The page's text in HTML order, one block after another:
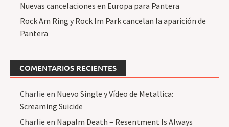
Nuevas cancelaciones en Europa para Pantera
Rock Am Ring y Rock Im Park cancelan la aparición de
Pantera
COMENTARIOS RECIENTES
Charlie en Nuevo Single y Vídeo de Metallica:
Screaming Suicide
Charlie en Napalm Death – Resentment Is Always